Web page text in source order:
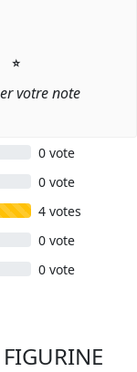
⭐
votre note
0 vote
0 vote
4 votes
0 vote
0 vote